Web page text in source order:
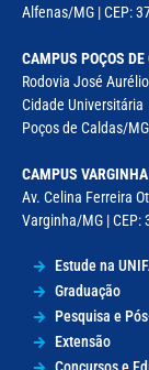
Alfenas/MG | CEP:
CAMPUS POÇOS DE
Rodovia José
Cidade Universitária
Poços de Caldas/
CAMPUS VARGINHA
Av. Celina Ferreira
Varginha/MG | CEP:
Estude na
Graduação
Pesquisa e
Extensão